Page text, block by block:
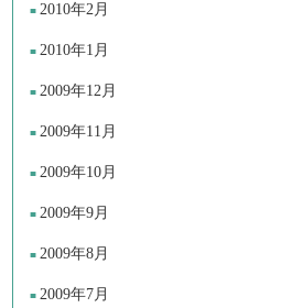
2010年2月
2010年1月
2009年12月
2009年11月
2009年10月
2009年9月
2009年8月
2009年7月